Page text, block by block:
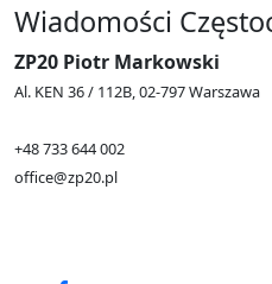
Wiadomości
ZP20 Piotr Markowski
Al. KEN 36 / 112B, 02-797 Warszawa
+48 733 644 002
office@zp20.pl